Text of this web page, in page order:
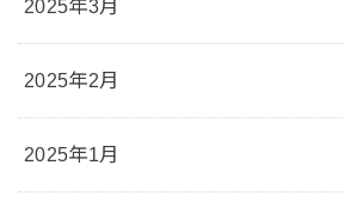
2025年3月
2025年2月
2025年1月